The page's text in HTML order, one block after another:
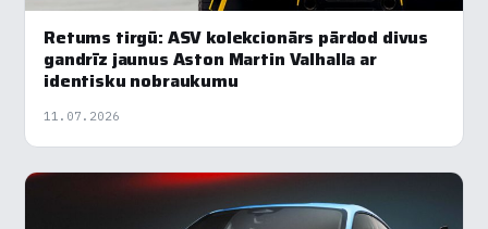
Retums tirgū: ASV kolekcionārs pārdod divus
gandrīz jaunus Aston Martin Valhalla ar
identisku nobraukumu
11.07.2026